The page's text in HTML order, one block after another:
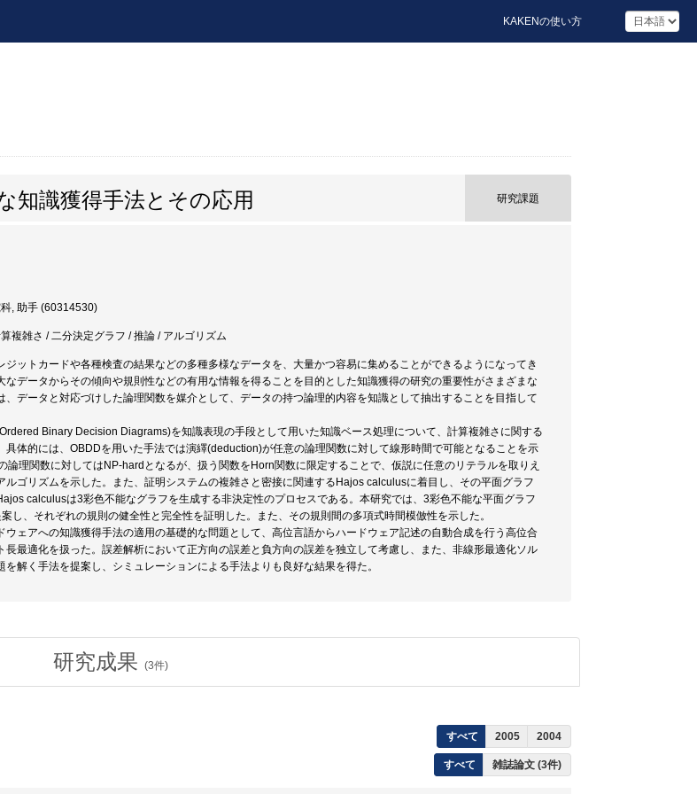
KAKENの使い方
知識獲得手法とその応用 研究課題
, 助手 (60314530)
複雑さ / 二分決定グラフ / 推論 / アルゴリズム
ットカードや各種検査の結果などの多種多様なデータを、大量かつ容易に集めることができるようになってき
なデータからその傾向や規則性などの有用な情報を得ることを目的とした知識獲得の研究の重要性がさまざまな
、データと対応づけした論理関数を媒介として、データの持つ論理的内容を知識として抽出することを目指して
Binary Decision Diagrams)を知識表現の手段として用いた知識ベース処理について、計算複雑さに関する
具体的には、OBDDを用いた手法では演繹(deduction)が任意の論理関数に対して線形時間で可能となることを示
論理関数に対してはNP-hardとなるが、扱う関数をHorn関数に限定することで、仮説に任意のリテラルを取りえ
ルゴリズムを示した。また、証明システムの複雑さと密接に関連するHajos calculusに着目し、その平面グラフ
calculusは3彩色不能なグラフを生成する非決定性のプロセスである。本研究では、3彩色不能な平面グラフ
し、それぞれの規則の健全性と完全性を証明した。また、その規則間の多項式時間模倣性を示した。
ウェアへの知識獲得手法の適用の基礎的な問題として、高位言語からハードウェア記述の自動合成を行う高位合
長最適化を扱った。誤差解析において正方向の誤差と負方向の誤差を独立して考慮し、また、非線形最適化ソル
解く手法を提案し、シミュレーションによる手法よりも良好な結果を得た。
研究成果 (3件)
すべて 2005 2004
すべて 雑誌論文 (3件)